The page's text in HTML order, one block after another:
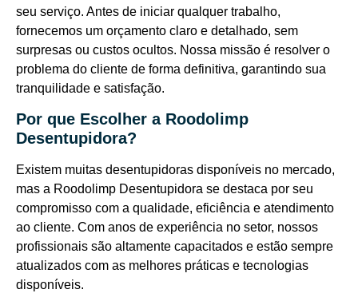
seu serviço. Antes de iniciar qualquer trabalho,
fornecemos um orçamento claro e detalhado, sem
surpresas ou custos ocultos. Nossa missão é resolver o
problema do cliente de forma definitiva, garantindo sua
tranquilidade e satisfação.
Por que Escolher a Roodolimp
Desentupidora?
Existem muitas desentupidoras disponíveis no mercado,
mas a Roodolimp Desentupidora se destaca por seu
compromisso com a qualidade, eficiência e atendimento
ao cliente. Com anos de experiência no setor, nossos
profissionais são altamente capacitados e estão sempre
atualizados com as melhores práticas e tecnologias
disponíveis.